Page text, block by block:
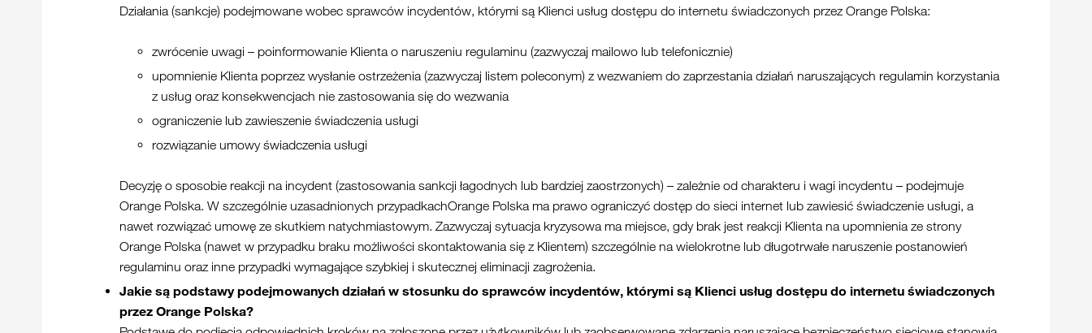
Działania (sankcje) podejmowane wobec sprawców incydentów, którymi są Klienci usług dostępu do internetu świadczonych przez Orange Polska:
zwrócenie uwagi – poinformowanie Klienta o naruszeniu regulaminu (zazwyczaj mailowo lub telefonicznie)
upomnienie Klienta poprzez wysłanie ostrzeżenia (zazwyczaj listem poleconym) z wezwaniem do zaprzestania działań naruszających regulamin korzystania
z usług oraz konsekwencjach nie zastosowania się do wezwania
ograniczenie lub zawieszenie świadczenia usługi
rozwiązanie umowy świadczenia usługi
Decyzję o sposobie reakcji na incydent (zastosowania sankcji łagodnych lub bardziej zaostrzonych) – zależnie od charakteru i wagi incydentu – podejmuje
Orange Polska. W szczególnie uzasadnionych przypadkachOrange Polska ma prawo ograniczyć dostęp do sieci internet lub zawiesić świadczenie usługi, a
nawet rozwiązać umowę ze skutkiem natychmiastowym. Zazwyczaj sytuacja kryzysowa ma miejsce, gdy brak jest reakcji Klienta na upomnienia ze strony
Orange Polska (nawet w przypadku braku możliwości skontaktowania się z Klientem) szczególnie na wielokrotne lub długotrwałe naruszenie postanowień
regulaminu oraz inne przypadki wymagające szybkiej i skutecznej eliminacji zagrożenia.
Jakie są podstawy podejmowanych działań w stosunku do sprawców incydentów, którymi są Klienci usług dostępu do internetu świadczonych
przez Orange Polska?